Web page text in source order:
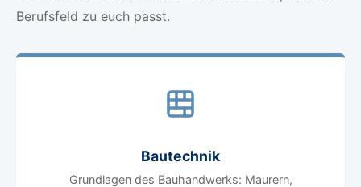
Berufsfeld zu euch passt.
Bautechnik
Grundlagen des Bauhandwerks: Maurern,